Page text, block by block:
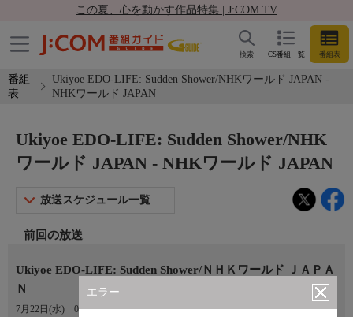
この夏、心を動かす作品特集 | J:COM TV
CS番組一覧 番組表
検索
番組
表
Ukiyoe EDO-LIFE: Sudden Shower/NHKワールド JAPAN -
NHKワールド JAPAN
エラー
Ukiyoe EDO-LIFE: Sudden Shower/NHK
ワールド JAPAN - NHKワールド JAPAN
放送スケジュール一覧
前回の放送
Ukiyoe EDO-LIFE: Sudden Shower/ＮＨＫワールド ＪＡＰＡ
Ｎ
7月22日(水) 03:55〜04:00